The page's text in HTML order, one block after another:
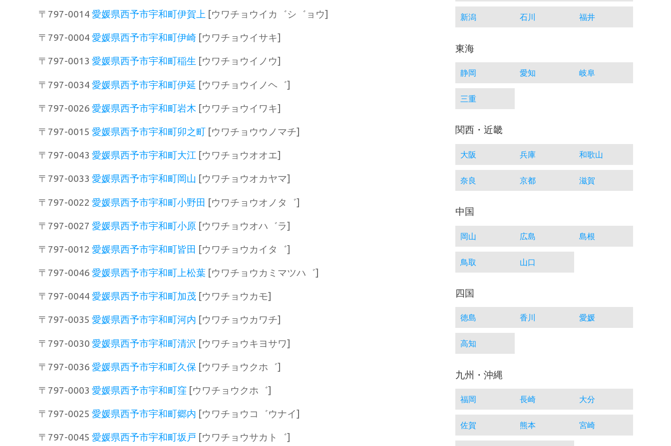
〒797-0014 愛媛県西予市宇和町伊賀上 [ウワチョウイカ゛シ゛ョウ]
〒797-0004 愛媛県西予市宇和町伊崎 [ウワチョウイサキ]
〒797-0013 愛媛県西予市宇和町稲生 [ウワチョウイノウ]
〒797-0034 愛媛県西予市宇和町伊延 [ウワチョウイノヘ゛]
〒797-0026 愛媛県西予市宇和町岩木 [ウワチョウイワキ]
〒797-0015 愛媛県西予市宇和町卯之町 [ウワチョウウノマチ]
〒797-0043 愛媛県西予市宇和町大江 [ウワチョウオオエ]
〒797-0033 愛媛県西予市宇和町岡山 [ウワチョウオカヤマ]
〒797-0022 愛媛県西予市宇和町小野田 [ウワチョウオノタ゛]
〒797-0027 愛媛県西予市宇和町小原 [ウワチョウオハ゛ラ]
〒797-0012 愛媛県西予市宇和町皆田 [ウワチョウカイタ゛]
〒797-0046 愛媛県西予市宇和町上松葉 [ウワチョウカミマツハ゛]
〒797-0044 愛媛県西予市宇和町加茂 [ウワチョウカモ]
〒797-0035 愛媛県西予市宇和町河内 [ウワチョウカワチ]
〒797-0030 愛媛県西予市宇和町清沢 [ウワチョウキヨサワ]
〒797-0036 愛媛県西予市宇和町久保 [ウワチョウクホ゛]
〒797-0003 愛媛県西予市宇和町窪 [ウワチョウクホ゛]
〒797-0025 愛媛県西予市宇和町郷内 [ウワチョウコ゛ウナイ]
〒797-0045 愛媛県西予市宇和町坂戸 [ウワチョウサカト゛]
新潟 石川 福井
東海
静岡 愛知 岐阜
三重
関西・近畿
大阪 兵庫 和歌山
奈良 京都 滋賀
中国
岡山 広島 島根
鳥取 山口
四国
徳島 香川 愛媛
高知
九州・沖縄
福岡 長崎 大分
佐賀 熊本 宮崎